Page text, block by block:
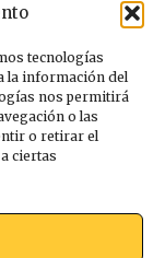
tecnologías
la información del
nos permitirá
o las
o retirar el
ciertas
más de
el